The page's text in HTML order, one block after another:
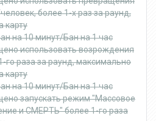
более 1-х раз за раунд,
карту
на 10 минут/Бан на 1 час
использовать возрождения
го раза за раунд, максимально
карту
на 10 минут/Бан на 1 час
запускать режим "Массовое
и СМЕРТЬ" более 1-го раза